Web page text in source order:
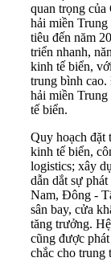
quan trọng
hải miền
tiêu đến năm
triển nhanh,
kinh tế biển,
trung bình
hải miền Trung
tế biển.
Quy hoạch đặt
kinh tế biển,
logistics; xây
dẫn dắt sự
Nam, Đông -
sân bay, cửa
tăng trưởng.
cũng được
chắc cho trung